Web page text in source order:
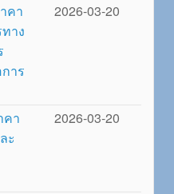
คา
าง
าร
2026-03-20
คา
ะ
2026-03-20